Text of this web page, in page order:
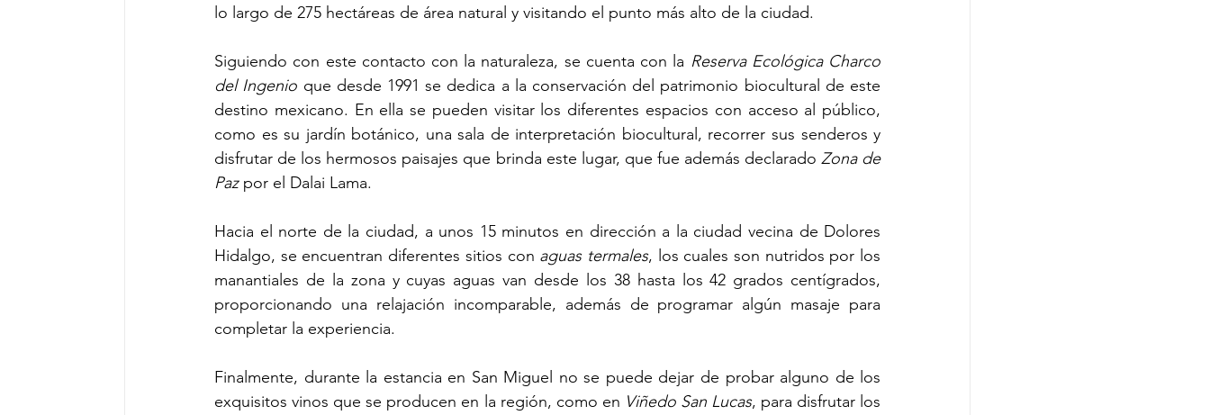
lo largo de 275 hectáreas de área natural y visitando el punto más alto de la ciudad.
Siguiendo con este contacto con la naturaleza, se cuenta con la Reserva Ecológica Charco
del Ingenio que desde 1991 se dedica a la conservación del patrimonio biocultural de este
destino mexicano. En ella se pueden visitar los diferentes espacios con acceso al público,
como es su jardín botánico, una sala de interpretación biocultural, recorrer sus senderos y
disfrutar de los hermosos paisajes que brinda este lugar, que fue además declarado Zona de
Paz por el Dalai Lama.
Hacia el norte de la ciudad, a unos 15 minutos en dirección a la ciudad vecina de Dolores
Hidalgo, se encuentran diferentes sitios con aguas termales, los cuales son nutridos por los
manantiales de la zona y cuyas aguas van desde los 38 hasta los 42 grados centígrados,
proporcionando una relajación incomparable, además de programar algún masaje para
completar la experiencia.
Finalmente, durante la estancia en San Miguel no se puede dejar de probar alguno de los
exquisitos vinos que se producen en la región, como en Viñedo San Lucas, para disfrutar los